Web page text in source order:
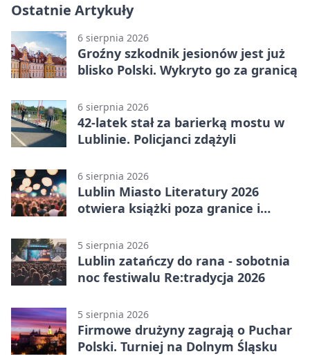
Ostatnie Artykuły
6 sierpnia 2026
Groźny szkodnik jesionów jest już
blisko Polski. Wykryto go za granicą
6 sierpnia 2026
42-latek stał za barierką mostu w
Lublinie. Policjanci zdążyli
6 sierpnia 2026
Lublin Miasto Literatury 2026
otwiera książki poza granice i
5 sierpnia 2026
Lublin zatańczy do rana - sobotnia
noc festiwalu Re:tradycja 2026
5 sierpnia 2026
Firmowe drużyny zagrają o Puchar
Polski. Turniej na Dolnym Śląsku